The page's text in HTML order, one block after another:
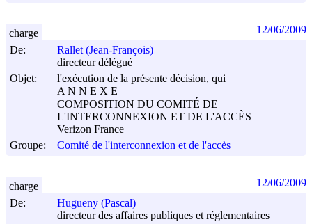
De:
Rallet (Jean-François)
directeur délégué
Objet:
l'exécution de la présente décision, qui
A N N E X E
COMPOSITION DU COMITÉ DE
L'INTERCONNEXION ET DE L'ACCÈS
Verizon France
Groupe:
Comité de l'interconnexion et de l'accès
charge 12/06/2009
De:
Hugueny (Pascal)
directeur des affaires publiques et réglementaires
charge 12/06/2009